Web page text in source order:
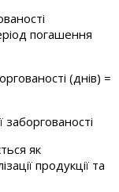
погашення
(днів) =
заборгованості
як
продукції та